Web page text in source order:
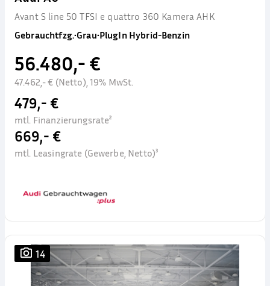
Avant S line 50 TFSI e quattro 360 Kamera AHK
Gebrauchtfzg.•Grau•PlugIn Hybrid-Benzin
56.480,- €
47.462,- € (Netto), 19% MwSt.
479,- €
mtl. Finanzierungsrate²
669,- €
mtl. Leasingrate (Gewerbe, Netto)³
14